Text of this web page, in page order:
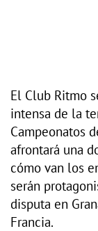
El Club Ritmo
intensa de la
Campeonatos
afrontará una
cómo van los
serán
disputa en
Francia.